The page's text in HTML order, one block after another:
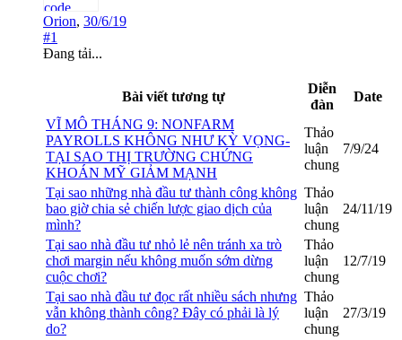
Orion, 30/6/19
#1
Đang tải...
Bài viết tương tự
Diễn
đàn
Date
VĨ MÔ THÁNG 9: NONFARM
PAYROLLS KHÔNG NHƯ KỲ VỌNG-
TẠI SAO THỊ TRƯỜNG CHỨNG
KHOÁN MỸ GIẢM MẠNH
Thảo
luận
chung
7/9/24
Tại sao những nhà đầu tư thành công không
bao giờ chia sẻ chiến lược giao dịch của
mình?
Thảo
luận
chung
24/11/19
Tại sao nhà đầu tư nhỏ lẻ nên tránh xa trò
chơi margin nếu không muốn sớm dừng
cuộc chơi?
Thảo
luận
chung
12/7/19
Tại sao nhà đầu tư đọc rất nhiều sách nhưng
vẫn không thành công? Đây có phải là lý
do?
Thảo
luận
chung
27/3/19